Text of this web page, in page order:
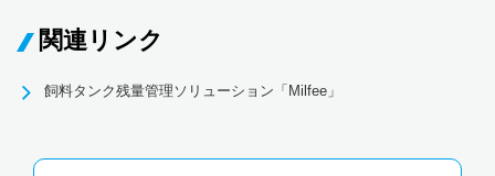
関連リンク
飼料タンク残量管理ソリューション「Milfee」